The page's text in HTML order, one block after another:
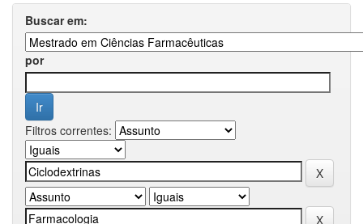
Buscar em:
por
Filtros correntes: